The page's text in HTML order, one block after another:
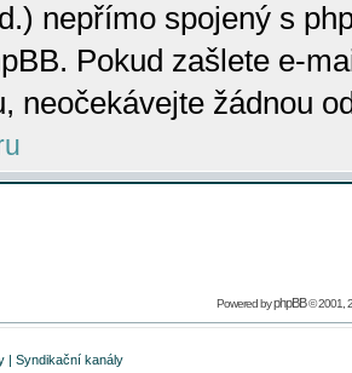
nepřímo spojený s
Pokud zašlete e-
neočekávejte žádnou
Powered byphpBB© 2001,
| Syndikační kanály